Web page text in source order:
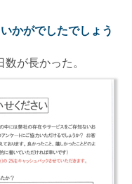
かがでしたでしょう
が長かった。